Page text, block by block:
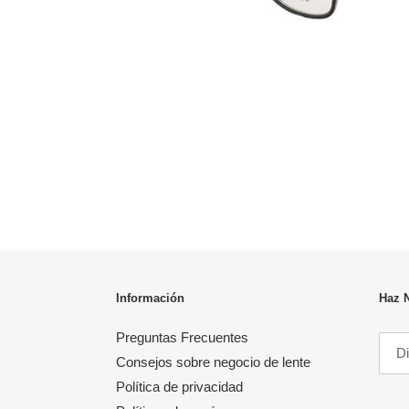
Información
Preguntas Frecuentes
Consejos sobre negocio de lente
Política de privacidad
Haz